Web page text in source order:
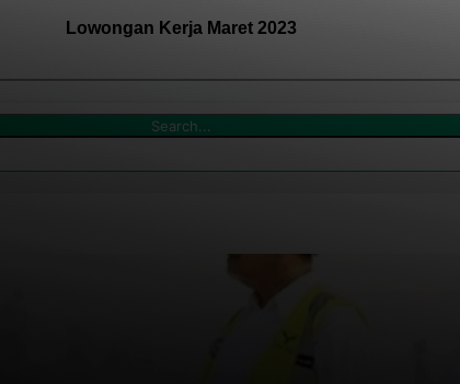
Lowongan Kerja Maret 2023